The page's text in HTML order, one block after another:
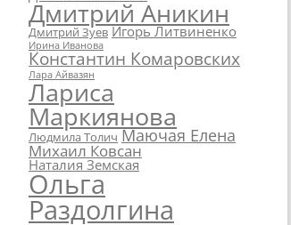
Дмитрий Аникин
Дмитрий Зуев Игорь Литвиненко
Ирина Иванова
Константин Комаровских
Лара Айвазян
Лариса
Маркиянова
Людмила Толич Маючая Елена
Михаил Ковсан
Наталия Земская
Ольга
Раздолгина